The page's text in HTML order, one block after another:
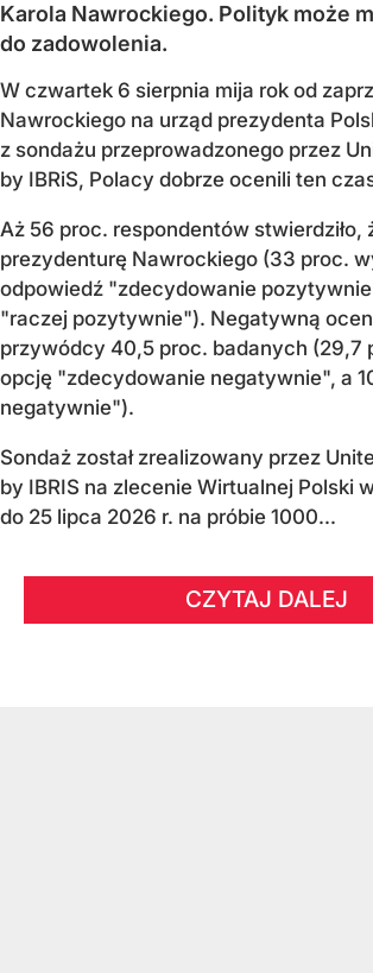
Karola Nawrockiego. Polityk może
do zadowolenia.
W czwartek 6 sierpnia mija rok od
Nawrockiego na urząd prezydenta
z sondażu przeprowadzonego przez
by IBRiS, Polacy dobrze ocenili ten
Aż 56 proc. respondentów stwierdziło,
prezydenturę Nawrockiego (33 proc.
odpowiedź "zdecydowanie
"raczej pozytywnie"). Negatywną
przywódcy 40,5 proc. badanych (29,7
opcję "zdecydowanie negatywnie", a
negatywnie").
Sondaż został zrealizowany przez
by IBRIS na zlecenie Wirtualnej Polski
do 25 lipca 2026 r. na próbie 1000...
CZYTAJ DALEJ